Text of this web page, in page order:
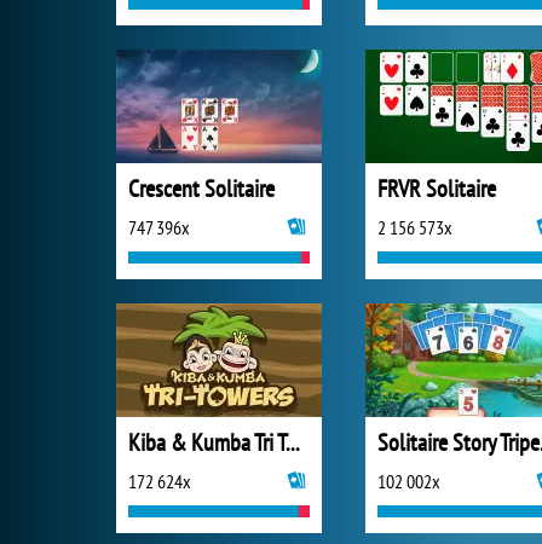
Crescent Solitaire
747 396x
FRVR Solitaire
2 156 573x
Kiba & Kumba Tri Towers Solitaire
172 624x 102 002x